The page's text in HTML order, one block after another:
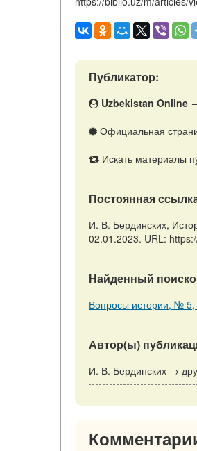
Публикатор:
Uzbekistan Online
Официальная
Искать материалы
Постоянная
И. В. Бердинских,
02.01.2023. URL:
Найденный
Вопросы истории, №
Автор(ы)
И. В. Бердинских →